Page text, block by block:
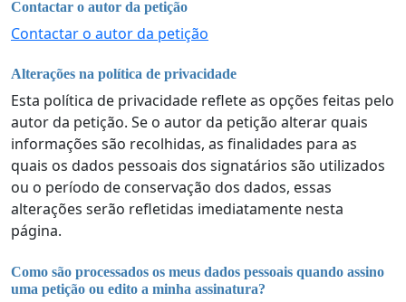
Contactar o autor da petição
Contactar o autor da petição
Alterações na política de privacidade
Esta política de privacidade reflete as opções feitas pelo
autor da petição. Se o autor da petição alterar quais
informações são recolhidas, as finalidades para as
quais os dados pessoais dos signatários são utilizados
ou o período de conservação dos dados, essas
alterações serão refletidas imediatamente nesta
página.
Como são processados os meus dados pessoais quando assino
uma petição ou edito a minha assinatura?